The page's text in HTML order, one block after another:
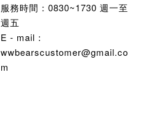
服務時間：0830~1730 週一至
週五
E - mail：
wwbearscustomer@gmail.co
m